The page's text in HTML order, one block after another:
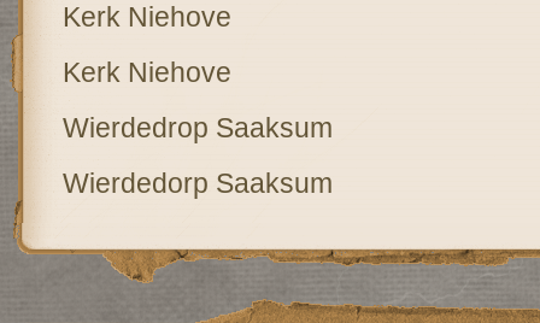
Kerk Niehove
Kerk Niehove
Wierdedrop Saaksum
Wierdedorp Saaksum